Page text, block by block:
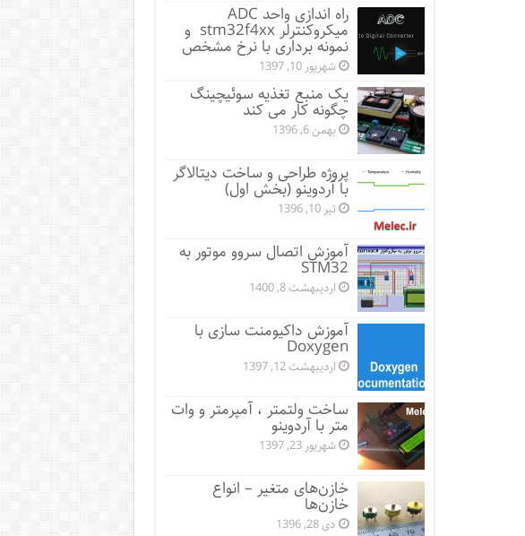
راه اندازی واحد ADC
میکروکنترلر stm32f4xx و
نمونه برداری با نرخ مشخص
شهریور 10, 1397
یک منبع تغذیه سوئیچینگ
چگونه کار می کند
بهمن 6, 1396
پروژه طراحی و ساخت دیتالاگر
با آردوینو (بخش اول)
تیر 10, 1396
آموزش اتصال سروو موتور به
STM32
اردیبهشت 8, 1400
آموزش داکیومنت سازی با
Doxygen
اردیبهشت 12, 1397
ساخت ولتمتر ، آمپرمتر و وات
متر با آردوینو
شهریور 23, 1397
خازن‌های متغیر – انواع
خازن‌ها
دی 28, 1396